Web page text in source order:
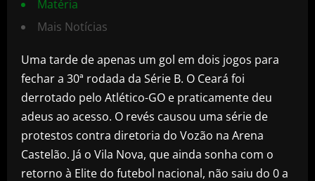
Matéria
Mais Notícias
Uma tarde de apenas um gol em dois jogos para
fechar a 30ª rodada da Série B. O Ceará foi
derrotado pelo Atlético-GO e praticamente deu
adeus ao acesso. O revés causou uma série de
protestos contra diretoria do Vozão na Arena
Castelão. Já o Vila Nova, que ainda sonha com o
retorno à Elite do futebol nacional, não saiu do 0 a